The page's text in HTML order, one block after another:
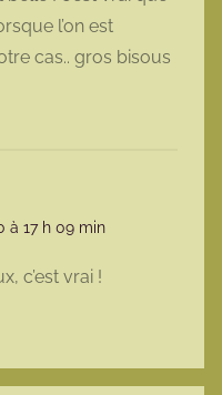
l’on est
cas.. gros bisous
à 17 h 09 min
c’est vrai !